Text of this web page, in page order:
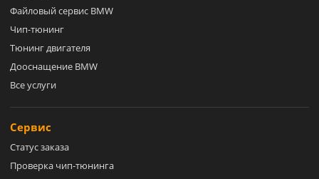
Файловый сервис BMW
Чип-тюнинг
Тюнинг двигателя
Дооснащение BMW
Все услуги
Сервис
Статус заказа
Проверка чип-тюнинга